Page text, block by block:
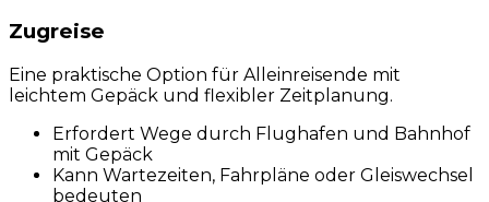
Zugreise
Eine praktische Option für Alleinreisende mit
leichtem Gepäck und flexibler Zeitplanung.
Erfordert Wege durch Flughafen und Bahnhof
mit Gepäck
Kann Wartezeiten, Fahrpläne oder Gleiswechsel
bedeuten